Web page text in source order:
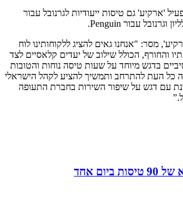
'ארקיע' גם טיסות ייעודיות לגרנובל עבור
מסר: "אנחנו גאים להציג ללקוחותינו לוח
והחורף, הכולל שילוב של יעדים קלאסיים לצד
בדגש מיוחד על שעות טיסה נוחות והטובות
כל העת להתרחב ותמשיך להציע לקהל הישראלי
עם דגש על שיפור השירות בחברת התעופה
אחד